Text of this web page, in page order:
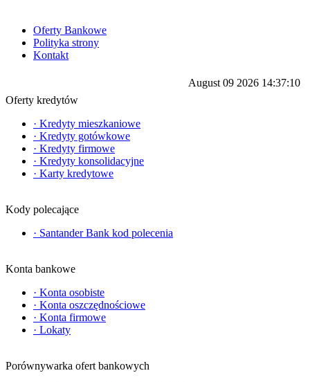
Oferty Bankowe
Polityka strony
Kontakt
August 09 2026 14:37:10
Oferty kredytów
· Kredyty mieszkaniowe
· Kredyty gotówkowe
· Kredyty firmowe
· Kredyty konsolidacyjne
· Karty kredytowe
Kody polecające
· Santander Bank kod polecenia
Konta bankowe
· Konta osobiste
· Konta oszczędnościowe
· Konta firmowe
· Lokaty
Porównywarka ofert bankowych